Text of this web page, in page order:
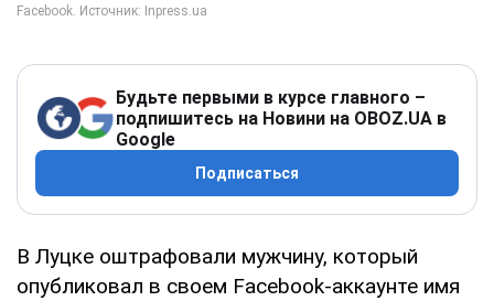
Будьте первыми в курсе главного –
подпишитесь на Новини на OBOZ.UA в
Google
Подписаться
В Луцке оштрафовали мужчину, который
опубликовал в своем Facebook-аккаунте имя